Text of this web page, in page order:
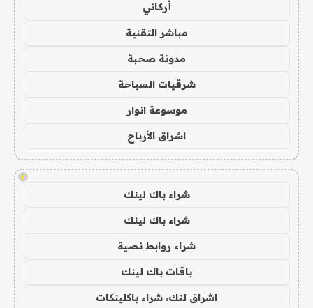
أركاني
مباشر التقنية
مدونة صحبة
شرقيات السياحة
موسوعة انوار
اشراق الأرباح
!
شراء باك لينك
شراء باك لينك
شراء روابط نصية
باقات باك لينك
اشراق لنك، شراء باكلينكات